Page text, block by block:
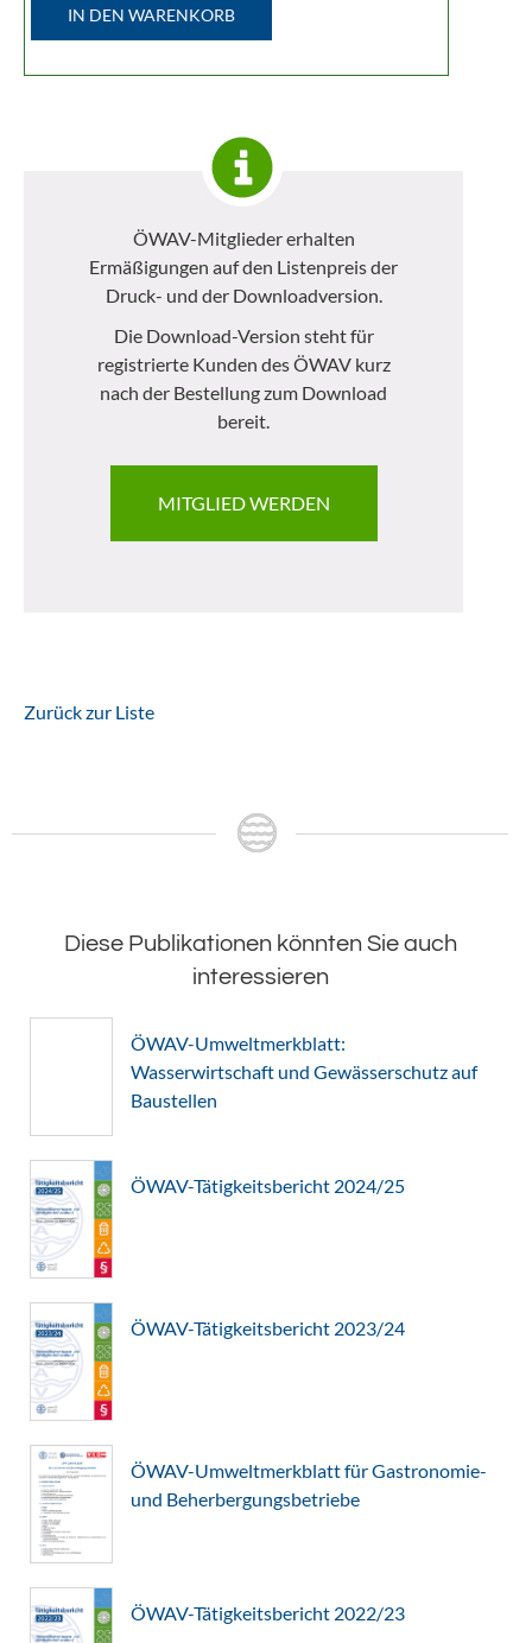
IN DEN WARENKORB
ÖWAV-Mitglieder erhalten
Ermäßigungen auf den Listenpreis der
Druck- und der Downloadversion.
Die Download-Version steht für
registrierte Kunden des ÖWAV kurz
nach der Bestellung zum Download
bereit.
MITGLIED WERDEN
Zurück zur Liste
Diese Publikationen könnten Sie auch
interessieren
ÖWAV-Umweltmerkblatt:
Wasserwirtschaft und Gewässerschutz auf
Baustellen
ÖWAV-Tätigkeitsbericht 2024/25
ÖWAV-Tätigkeitsbericht 2023/24
ÖWAV-Umweltmerkblatt für Gastronomie-
und Beherbergungsbetriebe
ÖWAV-Tätigkeitsbericht 2022/23